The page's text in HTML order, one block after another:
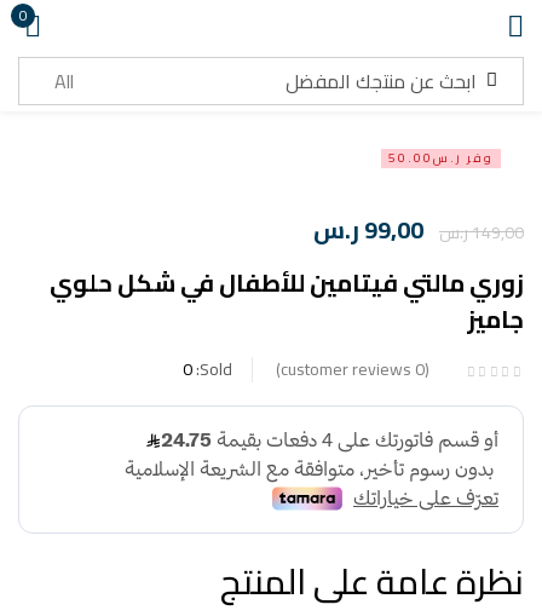
0
وفر ر.س50.00
149,00ر.س 99,00ر.س
زوري مالتي فيتامين للأطفال في شكل حلوي
جاميز
0
Sold:
0
نظرة عامة على المنتج
تسجيل دخول
تذكرني
هل نسيت كلمة المرور ؟
انشاء حساب